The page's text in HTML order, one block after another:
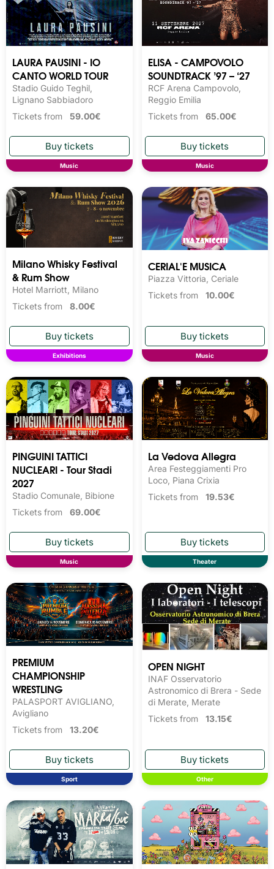
LAURA PAUSINI - IO
CANTO WORLD TOUR
Stadio Guido Teghil,
Lignano Sabbiadoro
Tickets from 59.00€
Music
ELISA - CAMPOVOLO
SOUNDTRACK ’97 – ‘27
RCF Arena Campovolo,
Reggio Emilia
Tickets from 65.00€
Music
Milano Whisky Festival
& Rum Show
Hotel Marriott, Milano
Tickets from 8.00€
Exhibitions
CERIAL'E MUSICA
Piazza Vittoria, Ceriale
Tickets from 10.00€
Music
PINGUINI TATTICI
NUCLEARI - Tour Stadi
2027
Stadio Comunale, Bibione
Tickets from 69.00€
Music
La Vedova Allegra
Area Festeggiamenti Pro
Loco, Piana Crixia
Tickets from 19.53€
Theater
PREMIUM
CHAMPIONSHIP
WRESTLING
PALASPORT AVIGLIANO,
Avigliano
Tickets from 13.20€
Sport
OPEN NIGHT
INAF Osservatorio
Astronomico di Brera - Sede
di Merate, Merate
Tickets from 13.15€
Other